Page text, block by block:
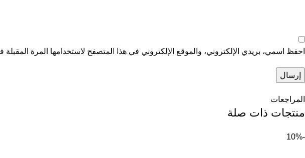
احفظ اسمي، بريدي الإلكتروني، والموقع الإلكتروني في هذا المتصفح لاستخدامها المرة المقبلة
المراجعات
منتجات ذات صلة
-10%